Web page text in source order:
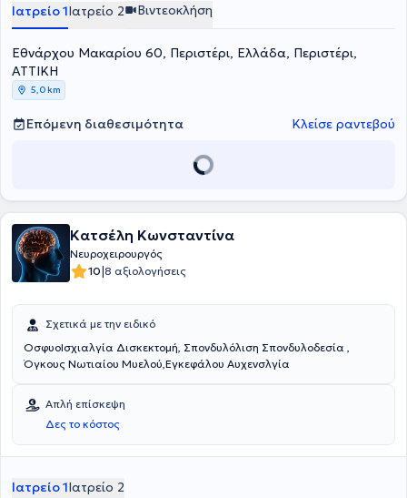
Ιατρείο 1Ιατρείο 2 Βιντεοκλήση
Εθνάρχου Μακαρίου 60, Περιστέρι, Ελλάδα, Περιστέρι,
ΑΤΤΙΚΗ
5,0 km
Επόμενη διαθεσιμότητα Κλείσε ραντεβού
Κατσέλη Κωνσταντίνα
Νευροχειρουργός
10|8 αξιολογήσεις
Σχετικά με την ειδικό
ΟσφυοΙσχιαλγία Δισκεκτομή, Σπονδυλόλιση Σπονδυλοδεσία ,
Όγκους Νωτιαίου Μυελού,Εγκεφάλου Αυχενσλγία
Απλή επίσκεψη
Δες το κόστος
Ιατρείο 1Ιατρείο 2